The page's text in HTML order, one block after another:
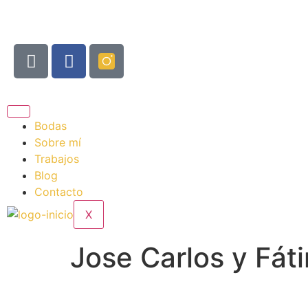
Bodas
Sobre mí
Trabajos
Blog
Contacto
X
Jose Carlos y